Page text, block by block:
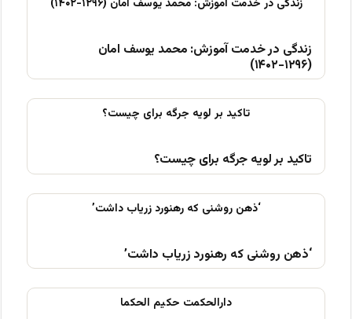
زندگی در خدمت آموزش: محمد یوسف امان
(۱۲۹۶-۱۴۰۲)
تاکید بر لویه جرگه برای چیست؟
‘ذهن روشنی که رهنورد زریاب داشت’